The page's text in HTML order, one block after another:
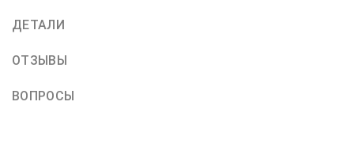
ДЕТАЛИ
ОТЗЫВЫ
ВОПРОСЫ